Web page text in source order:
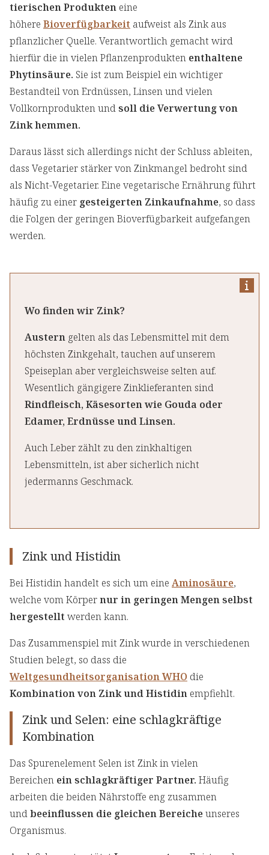
tierischen Produkten eine
höhere Bioverfügbarkeit aufweist als Zink aus
pflanzlicher Quelle. Verantwortlich gemacht wird
hierfür die in vielen Pflanzenprodukten enthaltene
Phytinsäure. Sie ist zum Beispiel ein wichtiger
Bestandteil von Erdnüssen, Linsen und vielen
Vollkornprodukten undsoll die Verwertung von
Zink hemmen.
Daraus lässt sich allerdings nicht der Schluss ableiten,
dass Vegetarier stärker von Zinkmangel bedroht sind
als Nicht-Vegetarier. Eine vegetarische Ernährung führt
häufig zu einer gesteigerten Zinkaufnahme, so dass
die Folgen der geringen Bioverfügbarkeit aufgefangen
werden.
Wo finden wir Zink?
Austern gelten als das Lebensmittel mit dem
höchsten Zinkgehalt, tauchen auf unserem
Speiseplan aber vergleichsweise selten auf.
Wesentlich gängigere Zinklieferanten sind
Rindfleisch, Käsesorten wie Gouda oder
Edamer, Erdnüsse und Linsen.
Auch Leber zählt zu den zinkhaltigen
Lebensmitteln, ist aber sicherlich nicht
jedermanns Geschmack.
Zink und Histidin
Bei Histidin handelt es sich um eine Aminosäure,
welche vom Körpernur in geringen Mengen selbst
hergestellt werden kann.
Das Zusammenspiel mit Zink wurde in verschiedenen
Studien belegt, so dass die
Weltgesundheitsorganisation WHO die
Kombination von Zink und Histidin empfiehlt.
Zink und Selen: eine schlagkräftige
Kombination
Das Spurenelement Selen ist Zink in vielen
Bereichen ein schlagkräftiger Partner. Häufig
arbeiten die beiden Nährstoffe eng zusammen
undbeeinflussen die gleichen Bereicheunseres
Organismus.